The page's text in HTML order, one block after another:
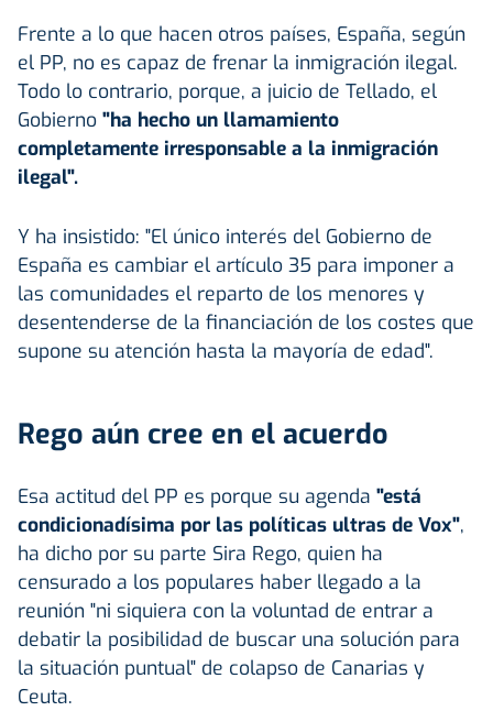
Frente a lo que hacen otros países, España, según
el PP, no es capaz de frenar la inmigración ilegal.
Todo lo contrario, porque, a juicio de Tellado, el
Gobierno "ha hecho un llamamiento
completamente irresponsable a la inmigración
ilegal".
Y ha insistido: "El único interés del Gobierno de
España es cambiar el artículo 35 para imponer a
las comunidades el reparto de los menores y
desentenderse de la financiación de los costes que
supone su atención hasta la mayoría de edad".
Rego aún cree en el acuerdo
Esa actitud del PP es porque su agenda "está
condicionadísima por las políticas ultras de Vox",
ha dicho por su parte Sira Rego, quien ha
censurado a los populares haber llegado a la
reunión "ni siquiera con la voluntad de entrar a
debatir la posibilidad de buscar una solución para
la situación puntual" de colapso de Canarias y
Ceuta.